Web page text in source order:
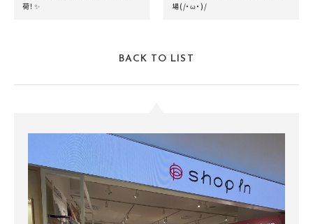
荷！✨
場(/・ω・)/
BACK TO LIST